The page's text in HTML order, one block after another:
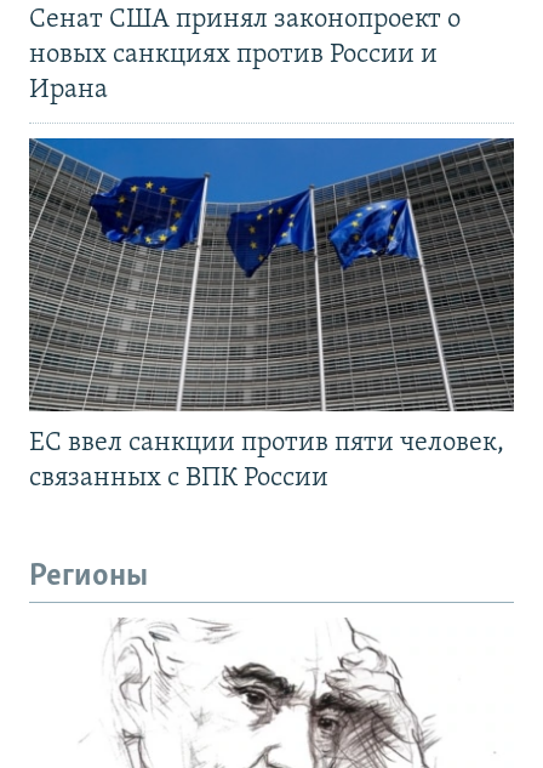
Сенат США принял законопроект о
новых санкциях против России и
Ирана
ЕС ввел санкции против пяти человек,
связанных с ВПК России
Регионы